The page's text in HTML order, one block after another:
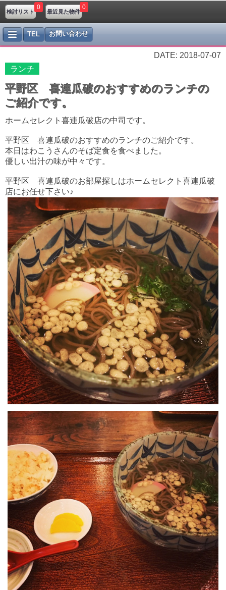
検討リスト
0
最近見た物件
0
TEL お問い合わせ
DATE: 2018-07-07
ランチ
平野区 喜連瓜破のおすすめのランチの
ご紹介です。
ホームセレクト喜連瓜破店の中司です。
平野区 喜連瓜破のおすすめのランチのご紹介です。
本日はわこうさんのそば定食を食べました。
優しい出汁の味が中々です。
平野区 喜連瓜破のお部屋探しはホームセレクト喜連瓜破
店にお任せ下さい♪